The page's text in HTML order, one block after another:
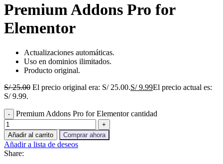
Premium Addons Pro for
Elementor
Actualizaciones automáticas.
Uso en dominios ilimitados.
Producto original.
S/25.00 El precio original era: S/ 25.00.S/9.99El precio actual es:
S/ 9.99.
Premium Addons Pro for Elementor cantidad
Añadir al carrito Comprar ahora
Añadir a lista de deseos
Share: